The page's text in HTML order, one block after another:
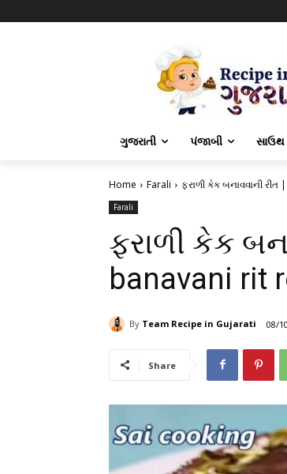
ગુજરાતી પંજાબી સાઉથ
Home Farali ફરાળી કેક બનાવવાની
Farali
ફરાળી કેક
banavani rit
By Team Recipe in Gujarati 08/
Share